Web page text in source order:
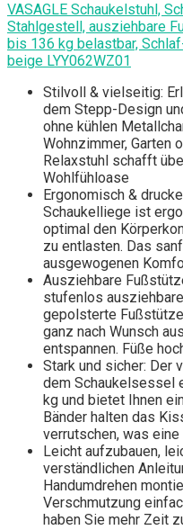
VASAGLE Schaukelstuhl,
Stahlgestell, ausziehbare
bis 136 kg belastbar,
beige LYY062WZ01
Stilvoll & vielseitig:
dem Stepp-Design
ohne kühlen
Wohnzimmer, Garten
Relaxstuhl schafft
Wohlfühloase
Ergonomisch &
Schaukelliege ist
optimal den
zu entlasten. Das
ausgewogenen
Ausziehbare
stufenlos
gepolsterte
ganz nach Wunsch
entspannen. Füße
Stark und sicher: Der
dem Schaukelsessel
kg und bietet Ihnen
Bänder halten das
verrutschen, was
Leicht aufzubauen,
verständlichen
Handumdrehen
Verschmutzung
haben Sie mehr Zeit